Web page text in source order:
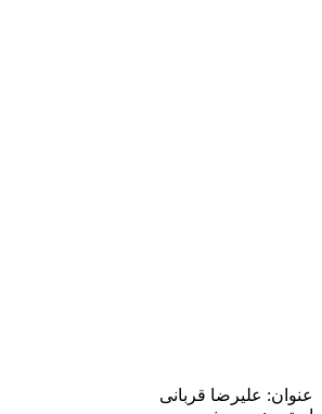
عنوان: علیرضا قربانی